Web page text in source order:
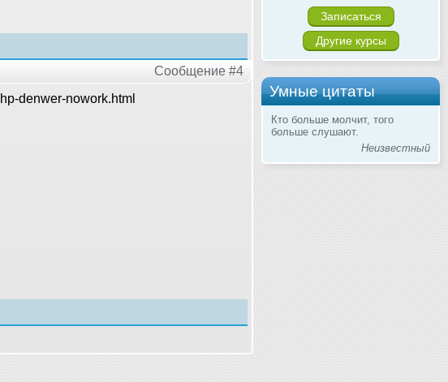
Записаться
Другие курсы
Умные цитаты
Кто больше молчит, того
больше слушают.
Неизвестный
Сообщение #4
denwer-nowork.html